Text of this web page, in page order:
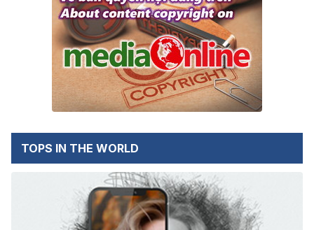
TOPS IN THE WORLD